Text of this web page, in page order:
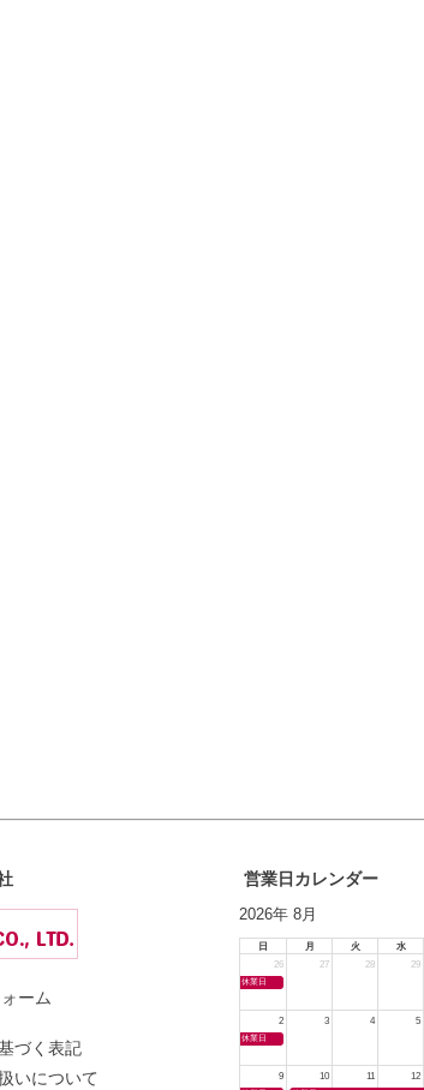
ーム
づく表記
いについて
営業日カレンダー
2026年 8月
日 月 火 水
26
27 28 29
休業日
2 3 4 5
休業日
9 10 11 12